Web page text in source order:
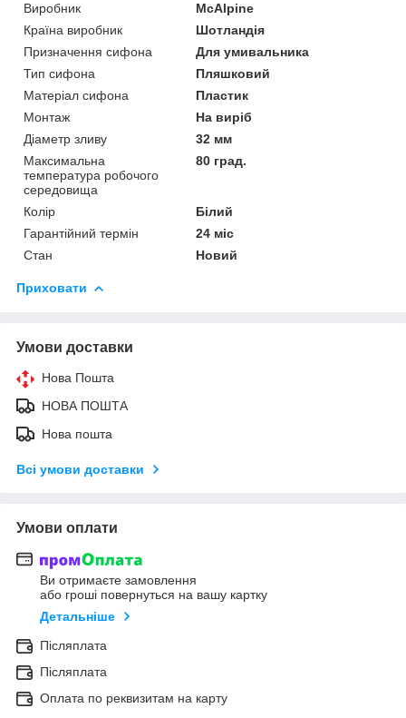
Виробник
McAlpine
Країна виробник
Шотландія
Призначення сифона
Для умивальника
Тип сифона
Пляшковий
Матеріал сифона
Пластик
Монтаж
На виріб
Діаметр зливу
32 мм
Максимальна
температура робочого
середовища
80 град.
Колір
Білий
Гарантійний термін
24 міс
Стан
Новий
Приховати
Умови доставки
Нова Пошта
НОВА ПОШТА
Нова пошта
Всі умови доставки
Умови оплати
Ви отримаєте замовлення
або гроші повернуться на вашу картку
Детальніше
Післяплата
Післяплата
Оплата по реквизитам на карту